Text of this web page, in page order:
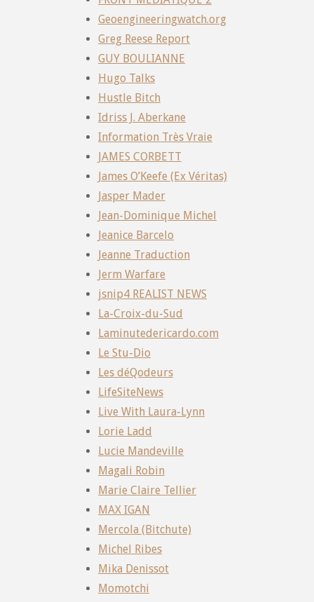
Geoengineeringwatch.org
Greg Reese Report
GUY BOULIANNE
Hugo Talks
Hustle Bitch
Idriss J. Aberkane
Information Très Vraie
JAMES CORBETT
James O’Keefe (Ex Véritas)
Jasper Mader
Jean-Dominique Michel
Jeanice Barcelo
Jeanne Traduction
Jerm Warfare
jsnip4 REALIST NEWS
La-Croix-du-Sud
Laminutedericardo.com
Le Stu-Dio
Les déQodeurs
LifeSiteNews
Live With Laura-Lynn
Lorie Ladd
Lucie Mandeville
Magali Robin
Marie Claire Tellier
MAX IGAN
Mercola (Bitchute)
Michel Ribes
Mika Denissot
Momotchi